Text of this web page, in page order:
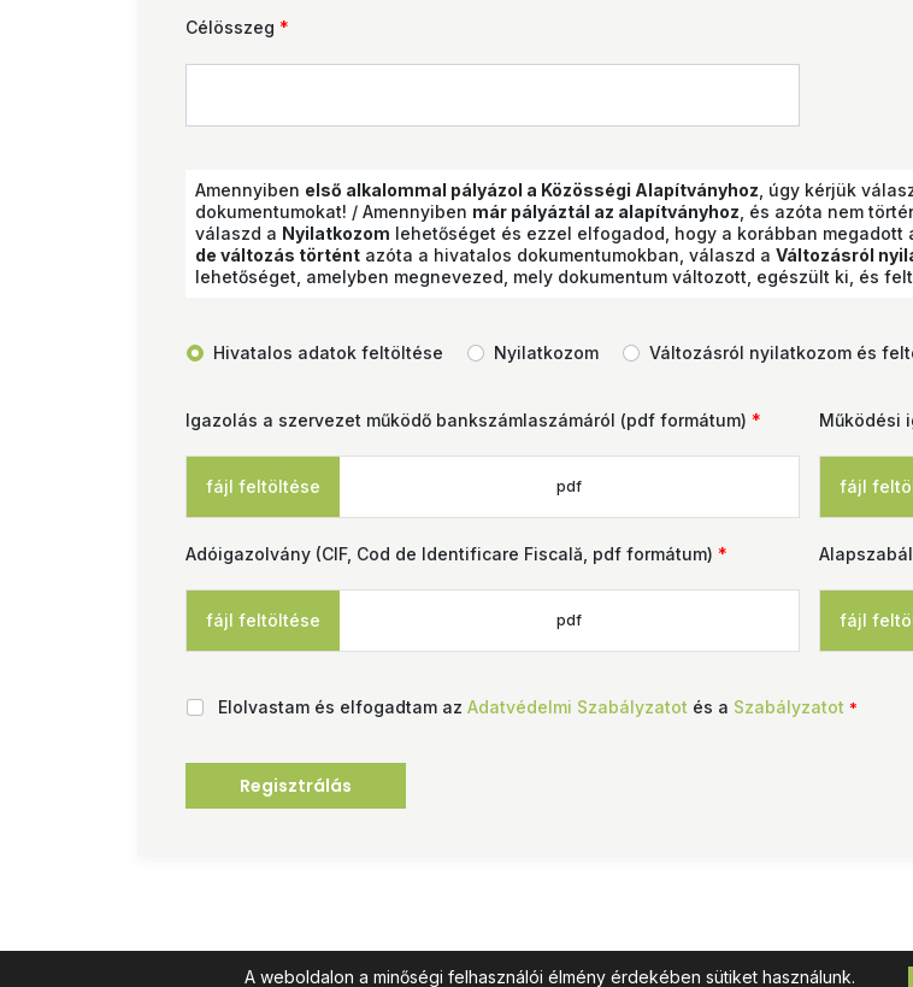
Célösszeg *
Amennyiben első alkalommal pályázol a Közösségi Alapítványhoz , úgy kérjük
dokumentumokat! / Amennyiben már pályáztál az alapítványhoz , és azóta nem
válaszd a Nyilatkozom lehetőséget és ezzel elfogadod, hogy a korábban
de változás történt azóta a hivatalos dokumentumokban, válaszd a Változásról
lehetőséget, amelyben megnevezed, mely dokumentum változott, egészült ki, és
Hivatalos adatok feltöltése Nyilatkozom Változásról nyilatkozom és
Igazolás a szervezet működő bankszámlaszámáról (pdf formátum) *
fájl feltöltése pdf
Működési
fájl
Adóigazolvány (CIF, Cod de Identificare Fiscală, pdf formátum) *
fájl feltöltése pdf fájl
Elolvastam és elfogadtam az Adatvédelmi Szabályzatot és a Szabályzatot *
A weboldalon a minőségi felhasználói élmény érdekében sütiket használunk.